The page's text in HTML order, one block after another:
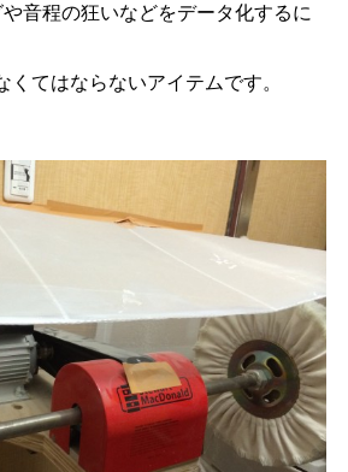
音程の狂いなどをデータ化するに
くてはならないアイテムです。